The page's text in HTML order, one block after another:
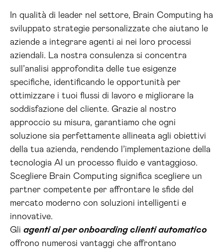
In qualità di leader nel settore, Brain Computing ha
sviluppato strategie personalizzate che aiutano le
aziende a integrare agenti ai nei loro processi
aziendali. La nostra consulenza si concentra
sull’analisi approfondita delle tue esigenze
specifiche, identificando le opportunità per
ottimizzare i tuoi flussi di lavoro e migliorare la
soddisfazione del cliente. Grazie al nostro
approccio su misura, garantiamo che ogni
soluzione sia perfettamente allineata agli obiettivi
della tua azienda, rendendo l’implementazione della
tecnologia AI un processo fluido e vantaggioso.
Scegliere Brain Computing significa scegliere un
partner competente per affrontare le sfide del
mercato moderno con soluzioni intelligenti e
innovative.
Gli agenti ai per onboarding clienti automatico
offrono numerosi vantaggi che affrontano